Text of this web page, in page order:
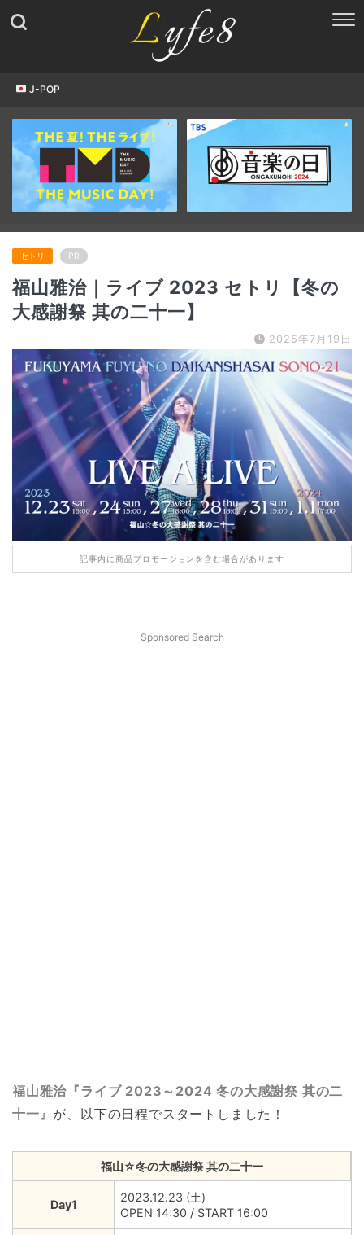
J-POP
セトリ PR
福山雅治｜ライブ 2023 セトリ【冬の
大感謝祭 其の二十一】
2025年7月19日
記事内に商品プロモーションを含む場合があります
Sponsored Search
福山雅治『ライブ 2023～2024 冬の大感謝祭 其の二
十一』 が、以下の日程でスタートしました！
福山☆冬の大感謝祭 其の二十一
Day1
2023.12.23 (土)
OPEN 14:30 / START 16:00